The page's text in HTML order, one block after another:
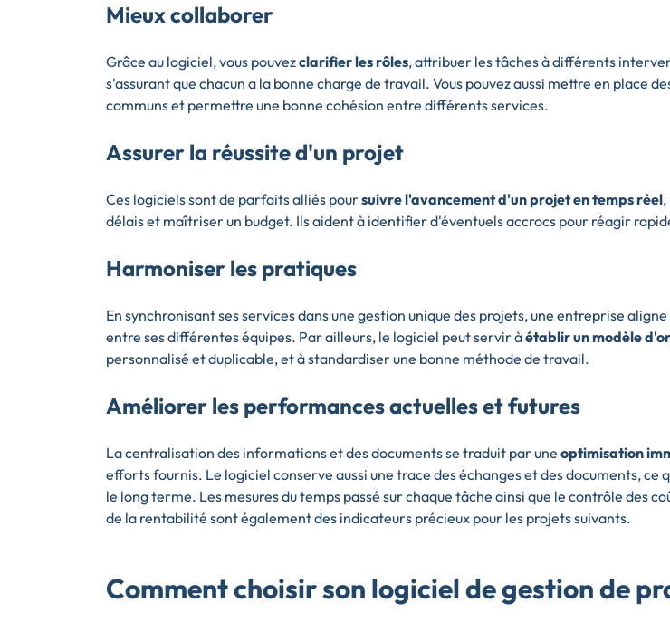
Mieux collaborer
Grâce au logiciel, vous pouvezclarifier les rôles, attribuer les tâches à différents
s'assurant que chacun a la bonne charge de travail. Vous pouvez aussi mettre en place
communs et permettre une bonne cohésion entre différents services.
Assurer la réussite d'un projet
Ces logiciels sont de parfaits alliés poursuivre l'avancement d'un projet en temps réel
délais et maîtriser un budget. Ils aident à identifier d'éventuels accrocs pour réagir
Harmoniser les pratiques
En synchronisant ses services dans une gestion unique des projets, une entreprise
entre ses différentes équipes. Par ailleurs, le logiciel peut servir àétablir un modèle
personnalisé et duplicable, et à standardiser une bonne méthode de travail.
Améliorer les performances actuelles et futures
La centralisation des informations et des documents se traduit par une optimisation
efforts fournis. Le logiciel conserve aussi une trace des échanges et des documents, ce
le long terme. Les mesures du temps passé sur chaque tâche ainsi que le contrôle des
de la rentabilité sont également des indicateurs précieux pour les projets suivants.
Comment choisir son logiciel de gestion de